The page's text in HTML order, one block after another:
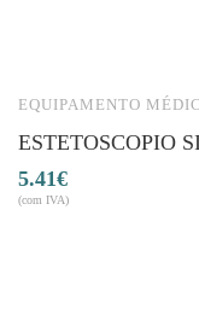
EQUIPAMENTO
ESTETOSCOPIO
5.41€
(com IVA)